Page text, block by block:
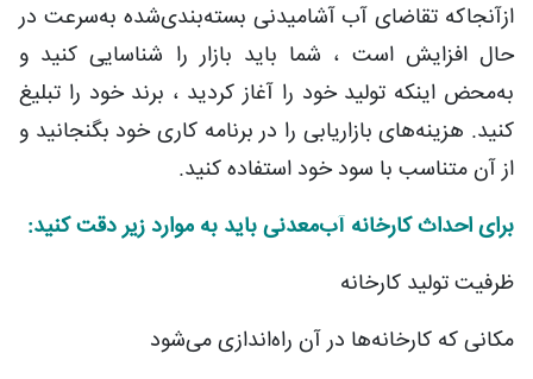
ازآنجاکه تقاضای آب آشامیدنی بسته‌بندی‌شده به‌سرعت در
حال افزایش است ، شما باید بازار را شناسایی کنید و
به‌محض اینکه تولید خود را آغاز کردید ، برند خود را تبلیغ
کنید. هزینه‌های بازاریابی را در برنامه کاری خود بگنجانید و
از آن متناسب با سود خود استفاده کنید.
برای احداث کارخانه آب‌معدنی باید به موارد زیر دقت کنید:
ظرفیت تولید کارخانه
مکانی که کارخانه‌ها در آن راه‌اندازی می‌شود